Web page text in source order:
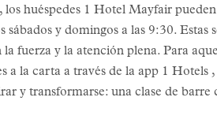
huéspedes 1 Hotel Mayfair
y domingos a las 9:30. Estas
fuerza y la atención plena. Para
a la carta a través de la app 1
y transformarse: una clase de barre